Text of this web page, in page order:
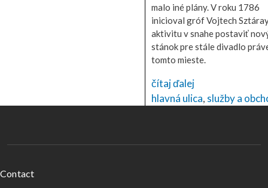
malo iné plány. V roku 1786
inicioval gróf Vojtech
aktivitu v snahe postaviť
stánok pre stále divadlo
tomto mieste.
čítaj ďalej
hlavná ulica, služby a
Menu v päte
Contact